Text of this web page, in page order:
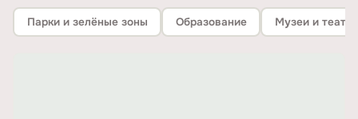
Парки и зелёные зоны Образование Музеи и